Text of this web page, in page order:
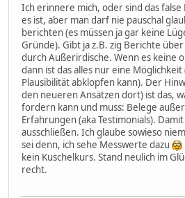
Ich erinnere mich, oder sind das
es ist, aber man darf nie pauschal
berichten (es müssen ja gar keine
Gründe). Gibt ja z.B. zig Berichte über
durch Außerirdische. Wenn es keine
dann ist das alles nur eine
Plausibilität abklopfen kann). Der
den neueren Ansätzen dort) ist das,
fordern kann und muss: Belege
Erfahrungen (aka Testimonials).
ausschließen. Ich glaube sowieso
sei denn, ich sehe Messwerte dazu
kein Kuschelkurs. Stand neulich im
recht.